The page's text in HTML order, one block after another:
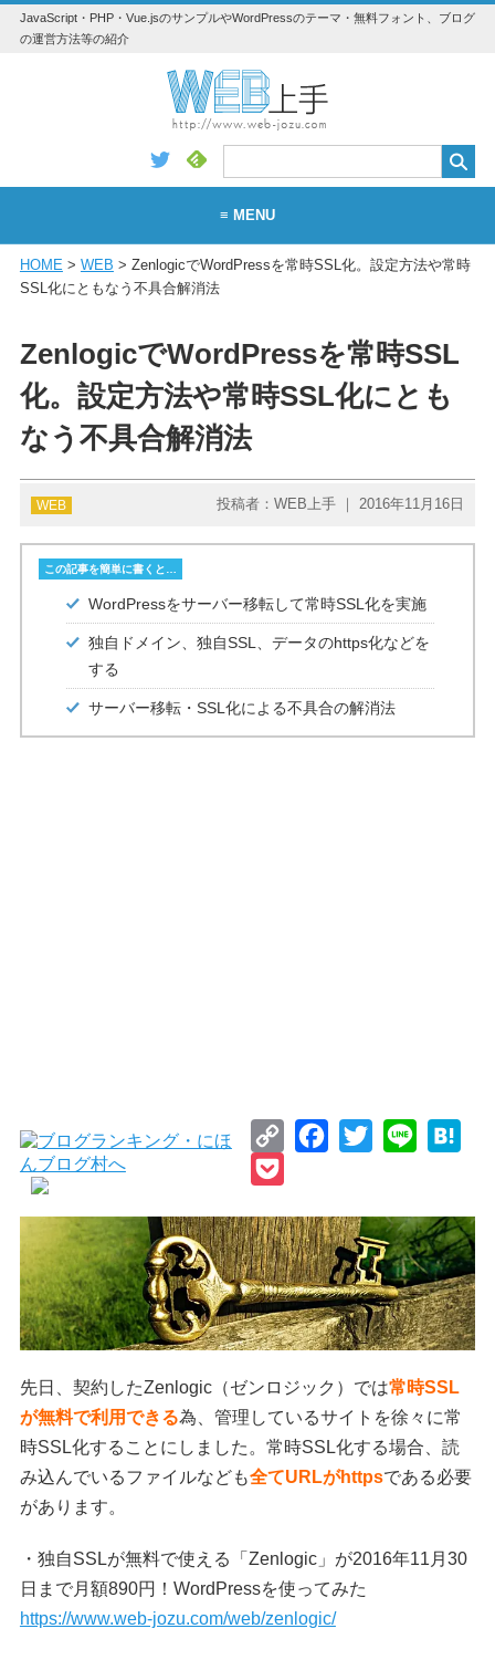
JavaScript・PHP・Vue.jsのサンプルやWordPressのテーマ・無料フォント、ブログ
の運営方法等の紹介
≡ MENU
WEB
アプリ・素材
Vue.js
Python
JavaScript
HOME> WEB > ZenlogicでWordPressを常時SSL化。設定方法や常時
SSL化にともなう不具合解消法
ZenlogicでWordPressを常時SSL
化。設定方法や常時SSL化にとも
なう不具合解消法
WEB 投稿者：WEB上手 ｜ 2016年11月16日
この記事を簡単に書くと…
WordPressをサーバー移転して常時SSL化を実施
独自ドメイン、独自SSL、データのhttps化などを
する
サーバー移転・SSL化による不具合の解消法
Copy
Facebook
Twitter Line
先日、契約したZenlogic（ゼンロジック）では常時SSL
が無料で利用できる為、管理しているサイトを徐々に常
時SSL化することにしました。常時SSL化する場合、読
み込んでいるファイルなども全てURLがhttpsである必要
があります。
・独自SSLが無料で使える「Zenlogic」が2016年11月30
日まで月額890円！WordPressを使ってみた
https://www.web-jozu.com/web/zenlogic/